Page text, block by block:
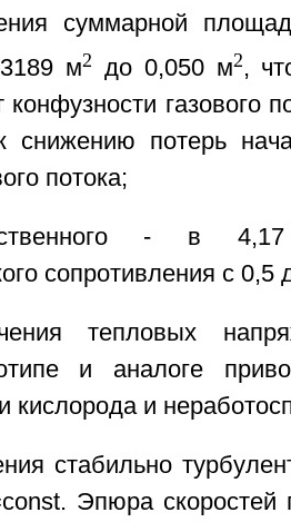
суммарной
м2 до 0,050 м2,
газового
снижению потерь
потока;
- в 4,17
сопротивления с 0,5
тепловых
и аналоге
кислорода и
стабильно
Эпюра скоростей